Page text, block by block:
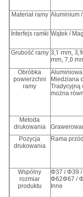
Materiał ramy Aluminium
Interfejs ramki Wątek /
Grubość ramy 3,1 mm,
mm, 7,0
Obróbka
powierzchni
ramy
Miedziana
Tradycyjną
można
Metoda
drukowania
Pozycja
drukowania
Rama
Wspólny
rozmiar
produktu
Φ37 / Φ39
Φ62Φ67 /
Inne